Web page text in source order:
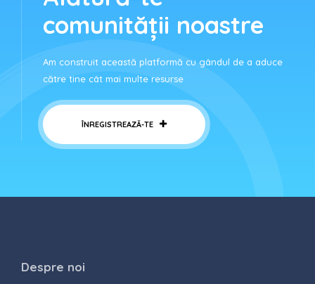
comunității noastre
Am construit această platformă cu gândul de a aduce
către tine cât mai multe resurse
ÎNREGISTREAZĂ-TE
Despre noi